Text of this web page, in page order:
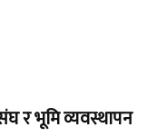
र भूमि व्यवस्थापन